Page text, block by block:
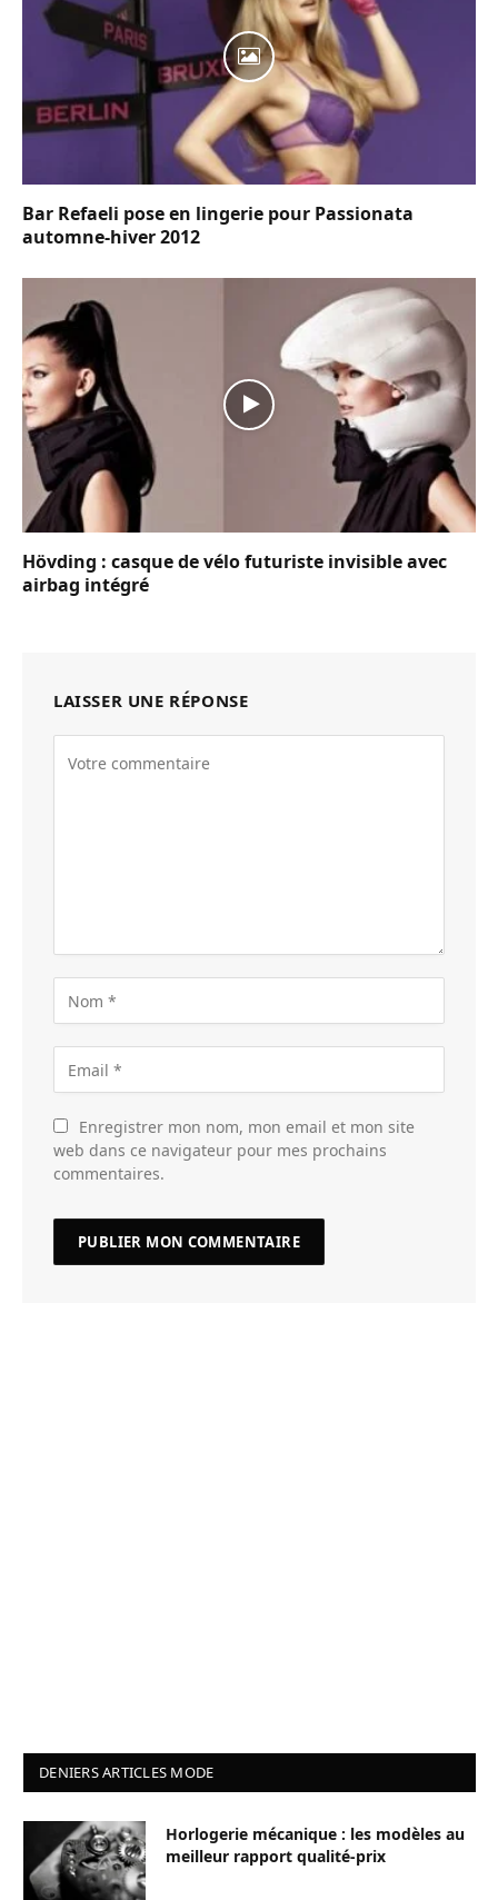
Bar Refaeli pose en lingerie pour Passionata
automne-hiver 2012
Hövding : casque de vélo futuriste invisible avec
airbag intégré
LAISSER UNE RÉPONSE
Enregistrer mon nom, mon email et mon site
web dans ce navigateur pour mes prochains
commentaires.
DENIERS ARTICLES MODE
Horlogerie mécanique : les modèles au
meilleur rapport qualité-prix